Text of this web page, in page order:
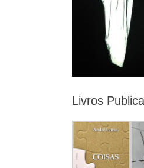
Livros